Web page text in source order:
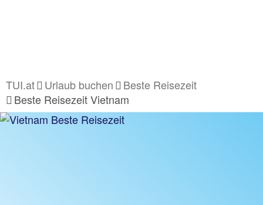
TUI.at Urlaub buchen
Beste Reisezeit
Beste Reisezeit Vietnam